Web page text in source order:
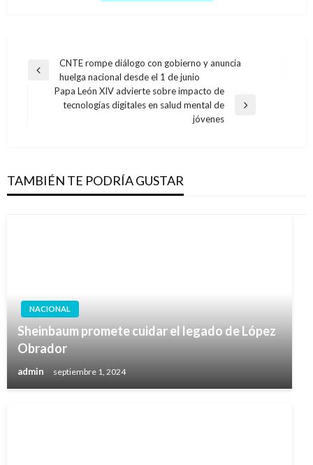
Navegación
entradas
Entrada
anterior
CNTE rompe diálogo con gobierno y anuncia
huelga nacional desde el 1 de junio
Entrada
Papa León XIV advierte sobre impacto de
tecnologías digitales en salud mental de
jóvenes
TAMBIÉN TE PODRÍA GUSTAR
NACIONAL
Sheinbaum promete cuidar el legado de López
Obrador
admin septiembre 1, 2024